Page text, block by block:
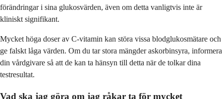
förändringar i sina glukosvärden, även om detta vanligtvis inte är
kliniskt signifikant.
Mycket höga doser av C-vitamin kan störa vissa blodglukosmätare och
ge falskt låga värden. Om du tar stora mängder askorbinsyra, informera
din vårdgivare så att de kan ta hänsyn till detta när de tolkar dina
testresultat.
Vad ska jag göra om jag råkar ta för mycket